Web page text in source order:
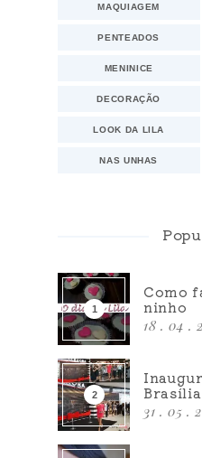
MAQUIAGEM
PENTEADOS
MENINICE
DECORAÇÃO
LOOK DA LILA
NAS UNHAS
Como
ninho
18 . 04 .
Brasília
31 . 05 .